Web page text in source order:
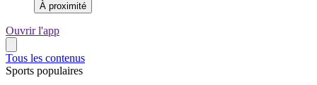
À proximité
Ouvrir l'app
Tous les contenus
Sports populaires